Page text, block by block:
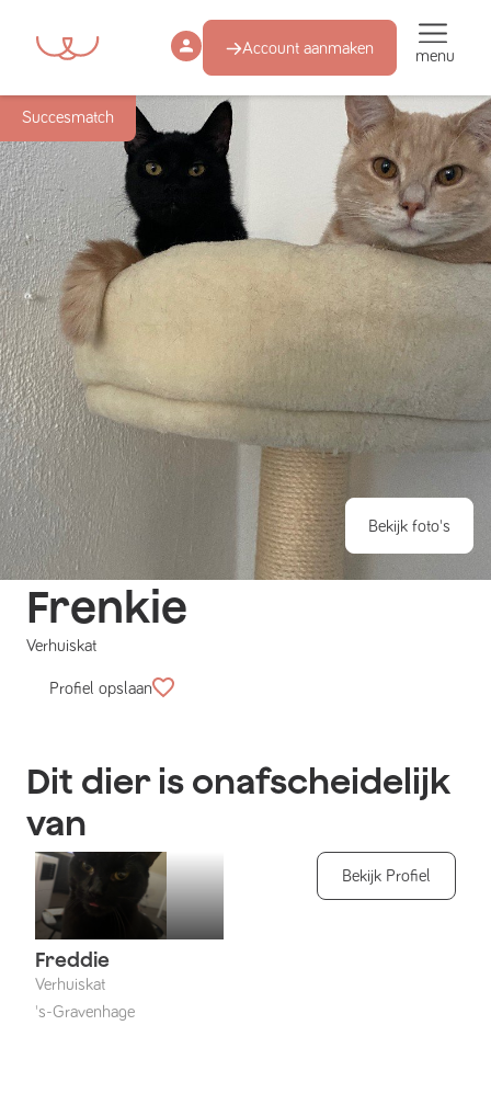
Account aanmaken menu
Succesmatch
Bekijk foto's
Frenkie
Verhuiskat
Profiel opslaan
Dit dier is onafscheidelijk
van
Freddie
Verhuiskat
's-Gravenhage
Bekijk Profiel